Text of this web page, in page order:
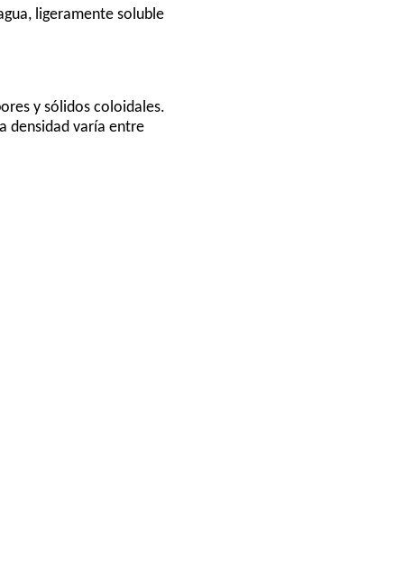
ligeramente soluble
y sólidos coloidales.
densidad varía entre